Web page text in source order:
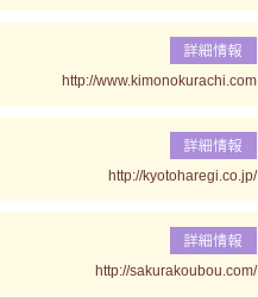
http://www.kimonokurachi.com
http://kyotoharegi.co.jp/
http://sakurakoubou.com/